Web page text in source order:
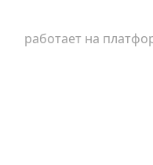
работает на